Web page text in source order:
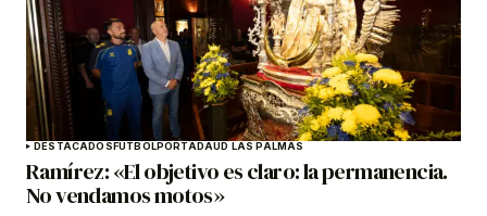
DESTACADOSFÚTBOLPORTADAUD LAS PALMAS
Ramírez: «El objetivo es claro: la permanencia.
No vendamos motos»